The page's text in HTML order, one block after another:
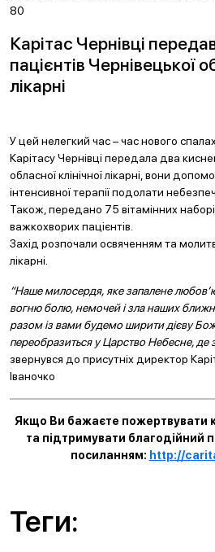
80
Карітас Чернівці
пацієнтів Чернівецької
лікарні
У цей нелегкий час – час нового
Карітасу Чернівці передала два
обласної клінічної лікарні, вони
інтенсивної терапії подолати
Також, передано 75 вітамінних
важкохворих пацієнтів.
Захід розпочали освяченням та
лікарні.
“Наше милосердя, яке запалене
вогню болю, немочей і зла наших
разом із вами будемо ширити дієву
переобразиться у Царство Небесне, де
звернувся до присутніх директор
Іваночко
Якщо Ви бажаєте пожертвувати
та підтримувати благодійний
посиланням: http://
Теги: